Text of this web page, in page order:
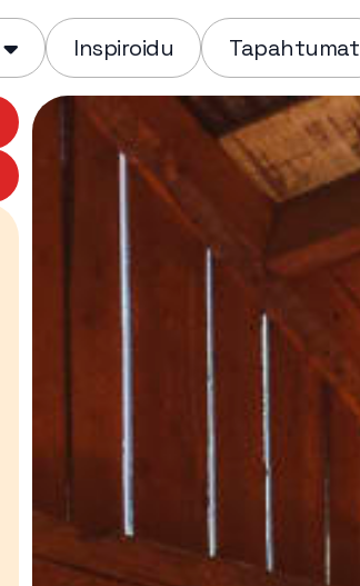
Inspiroidu Tapahtumat